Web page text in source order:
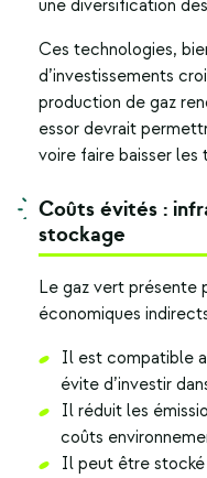
une diversification
Ces technologies,
d’investissements
production de gaz
essor devrait
voire faire baisser les
Coûts évités :
stockage
Le gaz vert présente
économiques
Il est compatible
évite d’investir
Il réduit les
coûts
Il peut être